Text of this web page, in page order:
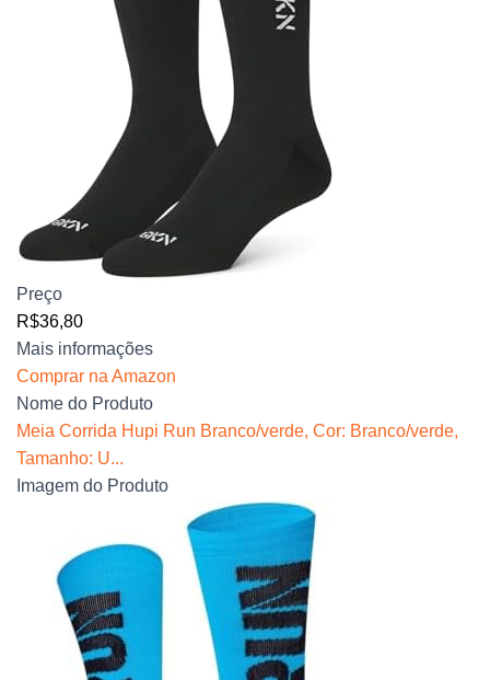
Preço
R$36,80
Mais informações
Comprar na Amazon
Nome do Produto
Meia Corrida Hupi Run Branco/verde, Cor: Branco/verde,
Tamanho: U...
Imagem do Produto